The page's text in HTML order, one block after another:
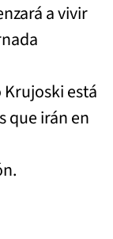
a vivir
está
que irán en